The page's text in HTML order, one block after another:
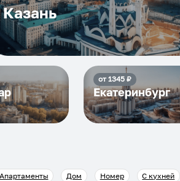
Казань
от 1345₽
Екатеринбург
Дом Номер
С кухней